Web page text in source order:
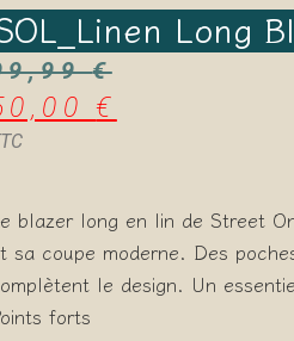
Long
€
€
blazer long en lin de Street
sa coupe moderne. Des
le design. Un
forts